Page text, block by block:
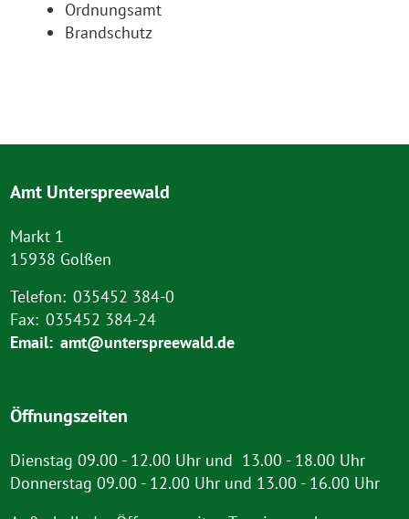
Ordnungsamt
Brandschutz
Amt Unterspreewald
Markt 1
15938 Golßen
Telefon: 035452 384-0
Fax: 035452 384-24
Email: amt@unterspreewald.de
Öffnungszeiten
Dienstag 09.00 - 12.00 Uhr und 13.00 - 18.00 Uhr
Donnerstag 09.00 - 12.00 Uhr und 13.00 - 16.00 Uhr